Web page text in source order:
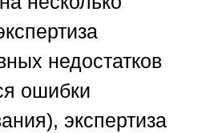
недостатков
ошибки
экспертиза